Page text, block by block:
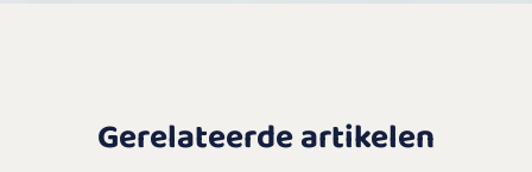
Gerelateerde artikelen